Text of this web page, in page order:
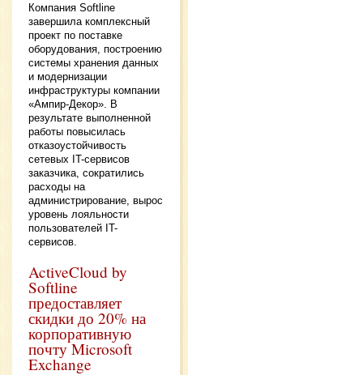
Компания Softline
завершила комплексный
проект по поставке
оборудования, построению
системы хранения данных
и модернизации
инфраструктуры компании
«Ампир-Декор». В
результате выполненной
работы повысилась
отказоустойчивость
сетевых IT-сервисов
заказчика, сократились
расходы на
администрирование, вырос
уровень лояльности
пользователей IT-
сервисов.
ActiveCloud by
Softline
предоставляет
скидки до 20% на
корпоративную
почту Microsoft
Exchange